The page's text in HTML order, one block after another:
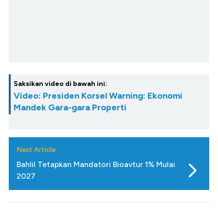
Saksikan video di bawah ini:
Video: Presiden Korsel Warning: Ekonomi
Mandek Gara-gara Properti
Next Article
Bahlil Tetapkan Mandatori Bioavtur 1% Mulai
2027